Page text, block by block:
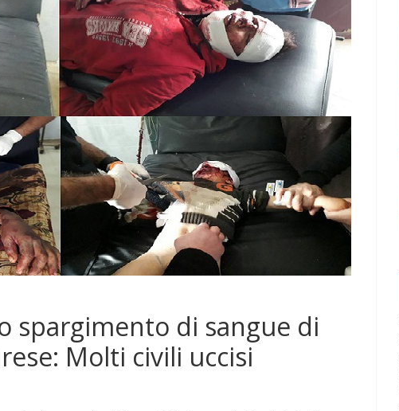
spargimento di sangue di
Molti civili uccisi